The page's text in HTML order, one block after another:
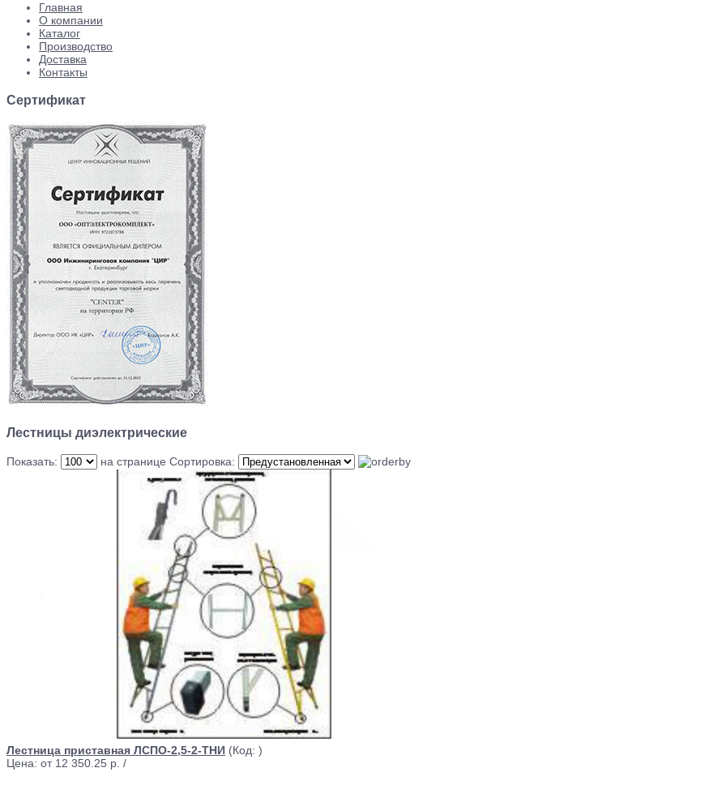
Главная
О компании
Каталог
Производство
Доставка
Контакты
Сертификат
Лестницы диэлектрические
Показать: на странице Сортировка:
Лестница приставная ЛСПО-2,5-2-ТНИ (Код: )
Цена: от 12 350.25 р. /